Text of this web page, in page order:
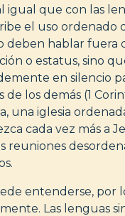
igual que con las
el uso ordenado
deben hablar fuera
o estatus, sino
en silencio
los demás (1
una iglesia
cada vez más a
reuniones
entenderse, por
Las lenguas